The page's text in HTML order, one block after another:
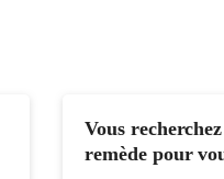
Vous
remède pour